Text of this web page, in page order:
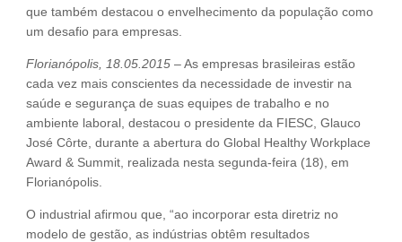
que também destacou o envelhecimento da população como
um desafio para empresas.
Florianópolis, 18.05.2015 – As empresas brasileiras estão
cada vez mais conscientes da necessidade de investir na
saúde e segurança de suas equipes de trabalho e no
ambiente laboral, destacou o presidente da FIESC, Glauco
José Côrte, durante a abertura do Global Healthy Workplace
Award & Summit, realizada nesta segunda-feira (18), em
Florianópolis.
O industrial afirmou que, “ao incorporar esta diretriz no
modelo de gestão, as indústrias obtêm resultados